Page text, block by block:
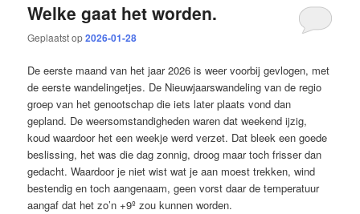
Welke gaat het worden.
Geplaatst op2026-01-28
De eerste maand van het jaar 2026 is weer voorbij gevlogen, met
de eerste wandelingetjes. De Nieuwjaarswandeling van de regio
groep van het genootschap die iets later plaats vond dan
gepland. De weersomstandigheden waren dat weekend ijzig,
koud waardoor het een weekje werd verzet. Dat bleek een goede
beslissing, het was die dag zonnig, droog maar toch frisser dan
gedacht. Waardoor je niet wist wat je aan moest trekken, wind
bestendig en toch aangenaam, geen vorst daar de temperatuur
aangaf dat het zo’n +9º zou kunnen worden.